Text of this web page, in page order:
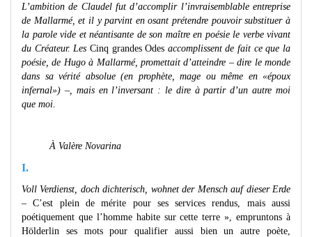
L’ambition de Claudel fut d’accomplir l’invraisemblable entreprise
de Mallarmé, et il y parvint en osant prétendre pouvoir substituer à
la parole vide et néantisante de son maître en poésie le verbe vivant
du Créateur. Les Cinq grandes Odes accomplissent de fait ce que la
poésie, de Hugo à Mallarmé, promettait d’atteindre – dire le monde
dans sa vérité absolue (en prophète, mage ou même en «époux
infernal») –, mais en l’inversant : le dire à partir d’un autre moi
que moi.
À Valère Novarina
I.
Voll Verdienst, doch dichterisch, wohnet der Mensch auf dieser Erde
– C’est plein de mérite pour ses services rendus, mais aussi
poétiquement que l’homme habite sur cette terre », empruntons à
Hölderlin ses mots pour qualifier aussi bien un autre poète,